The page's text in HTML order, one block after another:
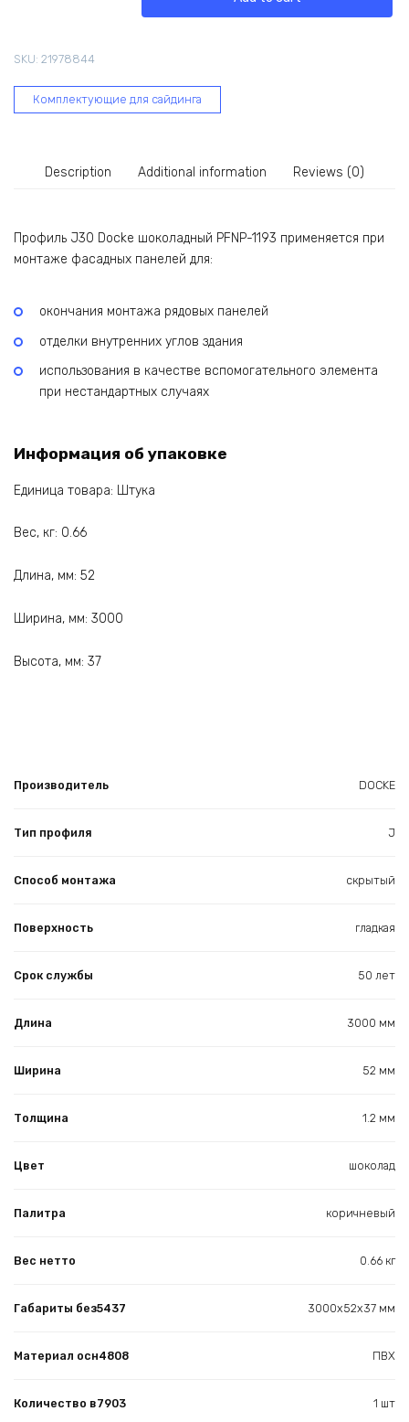
шоколадный
SKU: 21978844
Комплектующие для сайдинга
Description Additional information Reviews (0)
Профиль J30 Docke шоколадный PFNP-1193 применяется при
монтаже фасадных панелей для:
окончания монтажа рядовых панелей
отделки внутренних углов здания
использования в качестве вспомогательного элемента
при нестандартных случаях
Информация об упаковке
Единица товара: Штука
Вес, кг: 0.66
Длина, мм: 52
Ширина, мм: 3000
Высота, мм: 37
Производитель DOCKE
Тип профиля J
Способ монтажа скрытый
Поверхность гладкая
Срок службы 50 лет
Длина 3000 мм
Ширина 52 мм
Толщина 1.2 мм
Цвет шоколад
Палитра коричневый
Вес нетто 0.66 кг
Габариты без5437 3000х52х37 мм
Материал осн4808 ПВХ
Количество в7903 1 шт